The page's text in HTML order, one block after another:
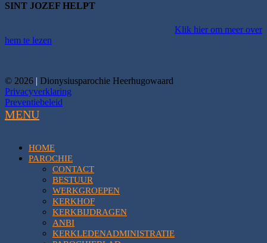
SINT JOZEF HELPT
Klik hier om meer over
hem te lezen
© 2026 | Dionysiusparochie Heerhugowaard
Privacyverklaring
Preventiebeleid
MENU
HOME
PAROCHIE
CONTACT
BESTUUR
WERKGROEPEN
KERKHOF
KERKBIJDRAGEN
ANBI
KERKLEDENADMINISTRATIE